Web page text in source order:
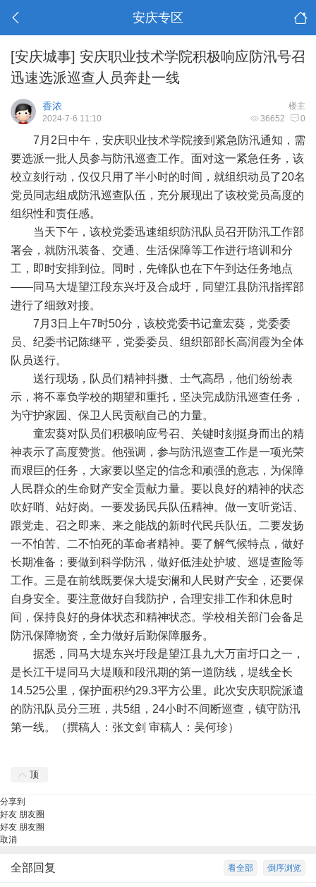
安庆专区
[安庆城事] 安庆职业技术学院积极响应防汛号召
迅速选派巡查人员奔赴一线
楼主
香浓
36652 0
2024-7-6 11:10
7月2日中午，安庆职业技术学院接到紧急防汛通知，需
要选派一批人员参与防汛巡查工作。面对这一紧急任务，该
校立刻行动，仅仅只用了半小时的时间，就组织动员了20名
党员同志组成防汛巡查队伍，充分展现出了该校党员高度的
组织性和责任感。
当天下午，该校党委迅速组织防汛队员召开防汛工作部
署会，就防汛装备、交通、生活保障等工作进行培训和分
工，即时安排到位。同时，先锋队也在下午到达任务地点
——同马大堤望江段东兴圩及合成圩，同望江县防汛指挥部
进行了细致对接。
7月3日上午7时50分，该校党委书记童宏葵，党委委
员、纪委书记陈继平，党委委员、组织部部长高润霞为全体
队员送行。
送行现场，队员们精神抖擞、士气高昂，他们纷纷表
示，将不辜负学校的期望和重托，坚决完成防汛巡查任务，
为守护家园、保卫人民贡献自己的力量。
童宏葵对队员们积极响应号召、关键时刻挺身而出的精
神表示了高度赞赏。他强调，参与防汛巡查工作是一项光荣
而艰巨的任务，大家要以坚定的信念和顽强的意志，为保障
人民群众的生命财产安全贡献力量。要以良好的精神的状态
吹好哨、站好岗。一要发扬民兵队伍精神。做一支听党话、
跟党走、召之即来、来之能战的新时代民兵队伍。二要发扬
一不怕苦、二不怕死的革命者精神。要了解气候特点，做好
长期准备；要做到科学防汛，做好低洼处护坡、巡堤查险等
工作。三是在前线既要保大堤安澜和人民财产安全，还要保
自身安全。要注意做好自我防护，合理安排工作和休息时
间，保持良好的身体状态和精神状态。学校相关部门会备足
防汛保障物资，全力做好后勤保障服务。
据悉，同马大堤东兴圩段是望江县九大万亩圩口之一，
是长江干堤同马大堤顺和段汛期的第一道防线，堤线全长
14.525公里，保护面积约29.3平方公里。此次安庆职院派遣
的防汛队员分三班，共5组，24小时不间断巡查，镇守防汛
第一线。（撰稿人：张文剑 审稿人：吴何珍）
顶
分享到
好友 朋友圈
好友 朋友圈
取消
倒序浏览
看全部
全部回复